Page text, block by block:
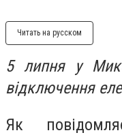
Читать на русском
5 липня у
відключення
Як